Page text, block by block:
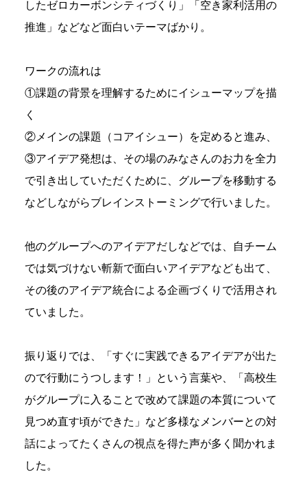
したゼロカーボンシティづくり」「空き家利活用の
推進」などなど面白いテーマばかり。
ワークの流れは
①課題の背景を理解するためにイシューマップを描
く
②メインの課題（コアイシュー）を定めると進み、
③アイデア発想は、その場のみなさんのお力を全力
で引き出していただくために、グループを移動する
などしながらブレインストーミングで行いました。
他のグループへのアイデアだしなどでは、自チーム
では気づけない斬新で面白いアイデアなども出て、
その後のアイデア統合による企画づくりで活用され
ていました。
振り返りでは、「すぐに実践できるアイデアが出た
ので行動にうつします！」という言葉や、「高校生
がグループに入ることで改めて課題の本質について
見つめ直す頃ができた」など多様なメンバーとの対
話によってたくさんの視点を得た声が多く聞かれま
した。